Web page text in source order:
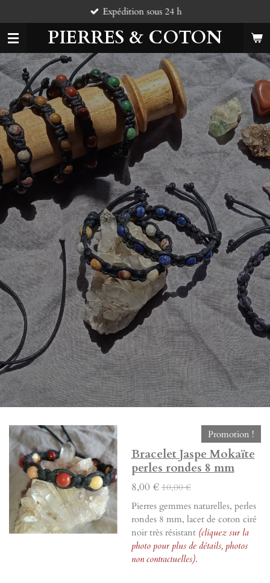
au
contenu
principal
PIERRES & COTON
Expédition sous 24 h
Promotion !
Bracelet Jaspe Mokaïte
perles rondes 8 mm
8,00 € 10,00 €
Pierres gemmes naturelles, perles
rondes 8 mm, lacet de coton ciré
noir très résistant (cliquez sur la
photo pour plus de détails, photos
non contractuelles).